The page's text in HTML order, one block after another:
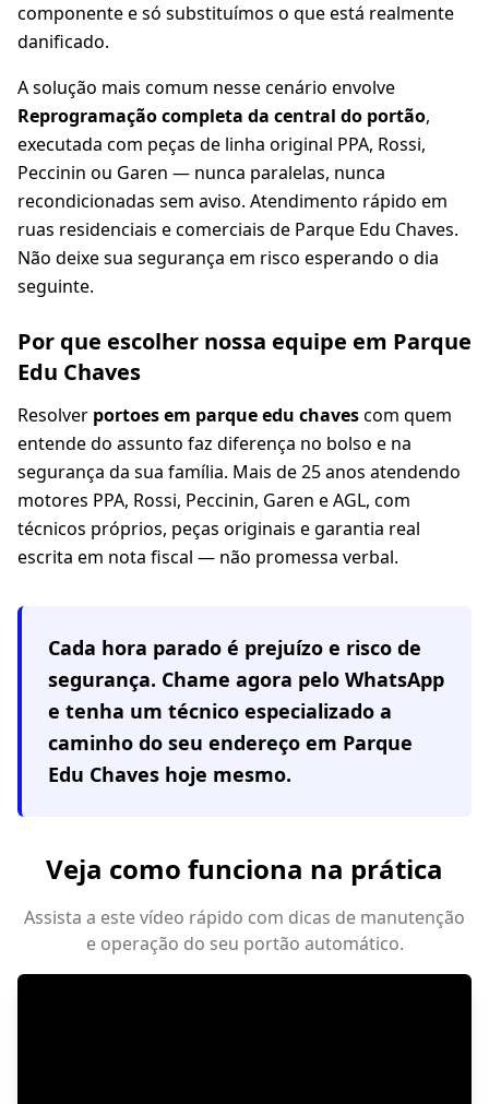
componente e só substituímos o que está realmente
danificado.
A solução mais comum nesse cenário envolve
Reprogramação completa da central do portão,
executada com peças de linha original PPA, Rossi,
Peccinin ou Garen — nunca paralelas, nunca
recondicionadas sem aviso. Atendimento rápido em
ruas residenciais e comerciais de Parque Edu Chaves.
Não deixe sua segurança em risco esperando o dia
seguinte.
Por que escolher nossa equipe em Parque
Edu Chaves
Resolver portoes em parque edu chavescom quem
entende do assunto faz diferença no bolso e na
segurança da sua família. Mais de 25 anos atendendo
motores PPA, Rossi, Peccinin, Garen e AGL, com
técnicos próprios, peças originais e garantia real
escrita em nota fiscal — não promessa verbal.
Cada hora parado é prejuízo e risco de
segurança. Chame agora pelo WhatsApp
e tenha um técnico especializado a
caminho do seu endereço em Parque
Edu Chaves hoje mesmo.
Veja como funciona na prática
Assista a este vídeo rápido com dicas de manutenção
e operação do seu portão automático.